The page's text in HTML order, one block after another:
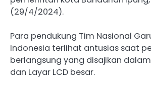
(29/4/2024).
Para pendukung Tim Nasional
Indonesia terlihat antusias saat
berlangsung yang disajikan
dan Layar LCD besar.